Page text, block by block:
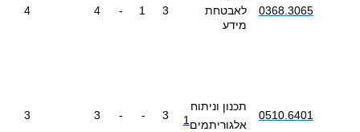
0368.3065
לאבטחת
מידע
3
1
-
4
4
0510.6401
תכנון וניתוח
אלגוריתמים 1
3
-
-
3
3